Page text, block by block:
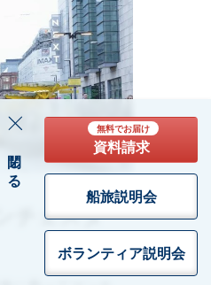
閉じる
無料でお届け
資料請求
船旅説明会
ボランティア説明会
チェスタ